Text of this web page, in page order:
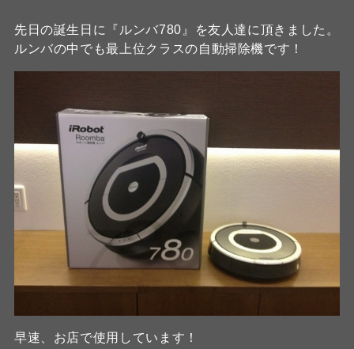
先日の誕生日に『ルンバ780』を友人達に頂きました。
ルンバの中でも最上位クラスの自動掃除機です！
早速、お店で使用しています！